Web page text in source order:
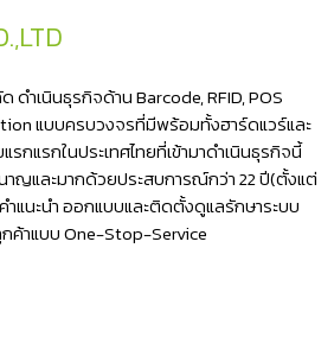
เงิน
แบบ
ปุ่ม
กด
ขนาด
4
ช่อง
ดำเนินธุรกิจด้าน Barcode, RFID, POS
แบบครบวงจรที่มีพร้อมทั้งฮาร์ดแวร์และ
กแรกในประเทศไทยที่เข้ามาดำเนินธุรกิจนี้
าญและมากด้วยประสบการณ์กว่า 22 ปี(ตั้งแต่
ำแนะนำ ออกแบบและติดตั้งดูแลรักษาระบบ
ค้าแบบ One-Stop-Service